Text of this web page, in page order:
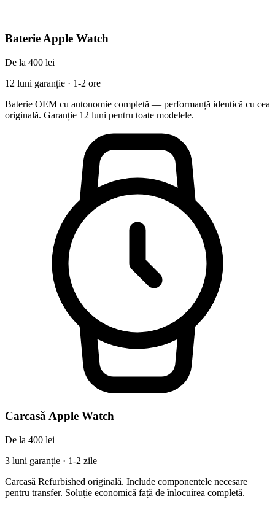
Baterie Apple Watch
De la 400 lei
12 luni garanție · 1-2 ore
Baterie OEM cu autonomie completă — performanță identică cu cea
originală. Garanție 12 luni pentru toate modelele.
Carcasă Apple Watch
De la 400 lei
3 luni garanție · 1-2 zile
Carcasă Refurbished originală. Include componentele necesare
pentru transfer. Soluție economică față de înlocuirea completă.